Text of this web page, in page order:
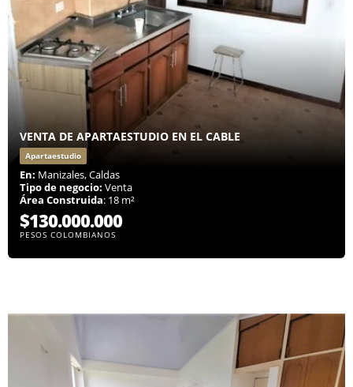
VENTA DE APARTAESTUDIO EN EL CABLE
Apartaestudio
En: Manizales, Caldas
Tipo de negocio: Venta
Área Construida: 18 m²
$130.000.000
PESOS COLOMBIANOS